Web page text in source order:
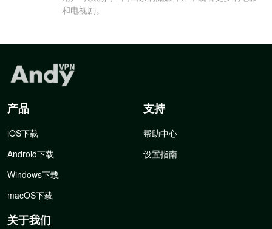
和电视剧。
产品
iOS下载
Android下载
Windows下载
macOS下载
支持
帮助中心
设置指南
关于我们